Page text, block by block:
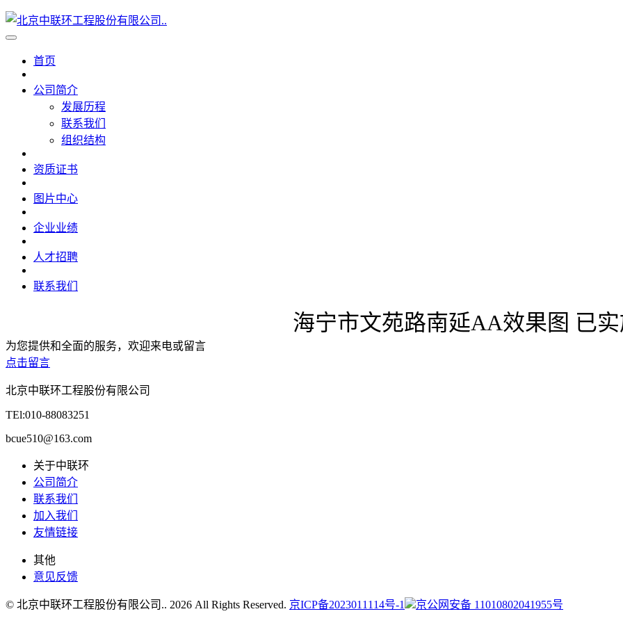
首页
公司简介
发展历程
联系我们
组织结构
资质证书
图片中心
企业业绩
人才招聘
联系我们
海宁市文苑路南延AA效果图 已
为您提供和全面的服务，欢迎来电或留言
点击留言
北京中联环工程股份有限公司
TEl:010-88083251
bcue510@163.com
关于中联环
公司简介
联系我们
加入我们
友情链接
其他
意见反馈
© 北京中联环工程股份有限公司.. 2026 All Rights Reserved. 京ICP备2023011114号-1 京公网安备 11010802041955号